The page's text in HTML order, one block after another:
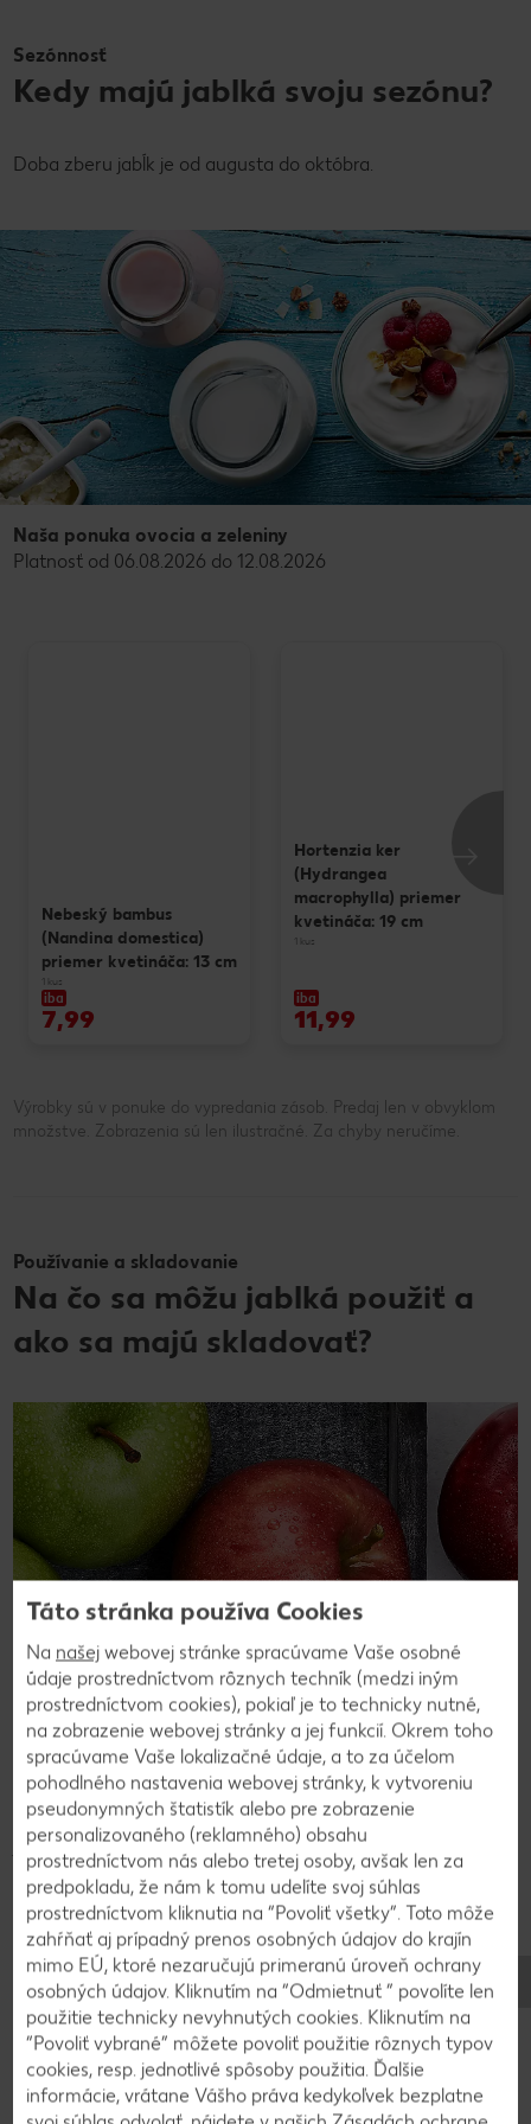
Sezónnosť
Kedy majú jablká svoju sezónu?
Doba zberu jabĺk je od augusta do októbra.
Naša ponuka ovocia a zeleniny
Platnosť od 06.08.2026 do 12.08.2026
Nebeský bambus
(Nandina domestica)
priemer kvetináča: 13 cm
1 kus
iba
7,99
Hortenzia ker
(Hydrangea
macrophylla) priemer
kvetináča: 19 cm
1 kus
iba
11,99
Výrobky sú v ponuke do vypredania zásob. Predaj len v obvyklom
množstve. Zobrazenia sú len ilustračné. Za chyby neručíme.
Používanie a skladovanie
Na čo sa môžu jablká použiť a
ako sa majú skladovať?
Ako ovocie na občerstvenie medzi jedlami alebo na koláč –
jablko má veľa možností použitia. Jablká sú veľmi obľúbené a
väčšinou aj veľmi zdravé. Sú veľmi vhodné na zaváranie v
podobe kompótu alebo pyré, pretože obsiahnutý
slúži ako konzervačný a želírovací prostriedok.
Jablká možno spravidla dobre skladovať, pričom sa používajú
rôzne metódy skladovania. Prirodzené dozrievanie jabĺk sa
ovplyvňuje plynometénom. To možno pri regulovanom
skladovaní vedome ovládať a jablká tak možno bez
problémov predávať po celý rok.
Táto stránka používa Cookies
Na našej webovej stránke spracúvame Vaše osobné
údaje prostredníctvom rôznych techník (medzi iným
prostredníctvom cookies), pokiaľ je to technicky nutné,
na zobrazenie webovej stránky a jej funkcií. Okrem toho
spracúvame Vaše lokalizačné údaje, a to za účelom
pohodlného nastavenia webovej stránky, k vytvoreniu
pseudonymných štatistík alebo pre zobrazenie
personalizovaného (reklamného) obsahu
prostredníctvom nás alebo tretej osoby, avšak len za
predpokladu, že nám k tomu udelíte svoj súhlas
prostredníctvom kliknutia na “Povoliť všetky”. Toto môže
zahŕňať aj prípadný prenos osobných údajov do krajín
mimo EÚ, ktoré nezaručujú primeranú úroveň ochrany
osobných údajov. Kliknutím na “Odmietnuť ” povolíte len
použitie technicky nevyhnutých cookies. Kliknutím na
“Povoliť vybrané” môžete povoliť použitie rôznych typov
cookies, resp. jednotlivé spôsoby použitia. Ďalšie
informácie, vrátane Vášho práva kedykoľvek bezplatne